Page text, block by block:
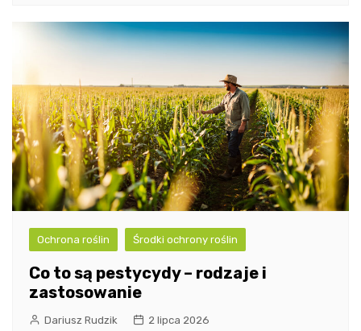
Ochrona roślin Środki ochrony roślin
Co to są pestycydy – rodzaje i
zastosowanie
Dariusz Rudzik 2 lipca 2026